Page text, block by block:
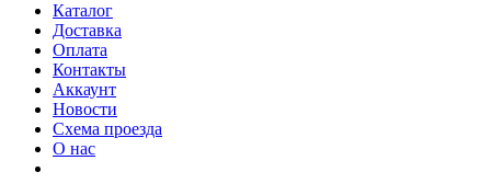
Каталог
Доставка
Оплата
Контакты
Аккаунт
Новости
Схема проезда
О нас